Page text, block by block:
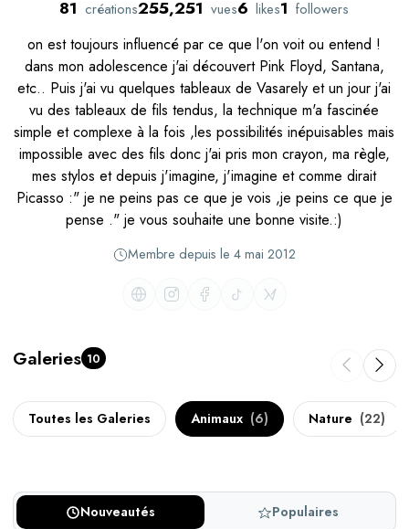
81 créations255,251 vues6 likes1 followers
on est toujours influencé par ce que l'on voit ou entend !
dans mon adolescence j'ai découvert Pink Floyd, Santana,
etc.. Puis j'ai vu quelques tableaux de Vasarely et un jour j'ai
vu des tableaux de fils tendus, la technique m'a fascinée
simple et complexe à la fois ,les possibilités inépuisables mais
impossible avec des fils donc j'ai pris mon crayon, ma règle,
mes stylos et depuis j'imagine, j'imagine et comme dirait
Picasso :" je ne peins pas ce que je vois ,je peins ce que je
pense ." je vous souhaite une bonne visite.:)
Membre depuis le 4 mai 2012
Galeries 10
Toutes les Galeries Animaux (6) Nature (22)
Nouveautés Populaires